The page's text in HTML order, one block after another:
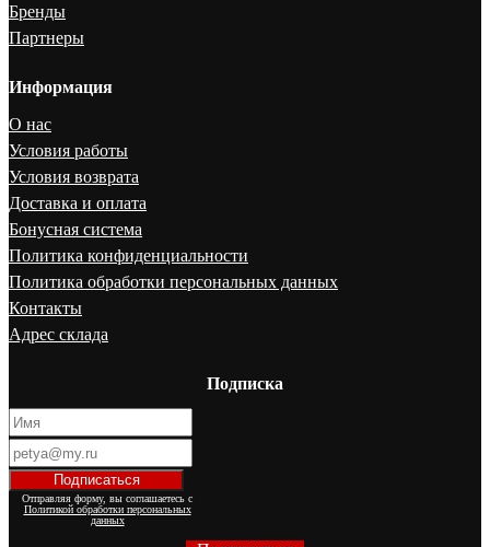
Бренды
Партнеры
Информация
О нас
Условия работы
Условия возврата
Доставка и оплата
Бонусная система
Политика конфиденциальности
Политика обработки персональных данных
Контакты
Адрес склада
Подписка
Отправляя форму, вы соглашаетесь с
Политикой обработки персональных
данных